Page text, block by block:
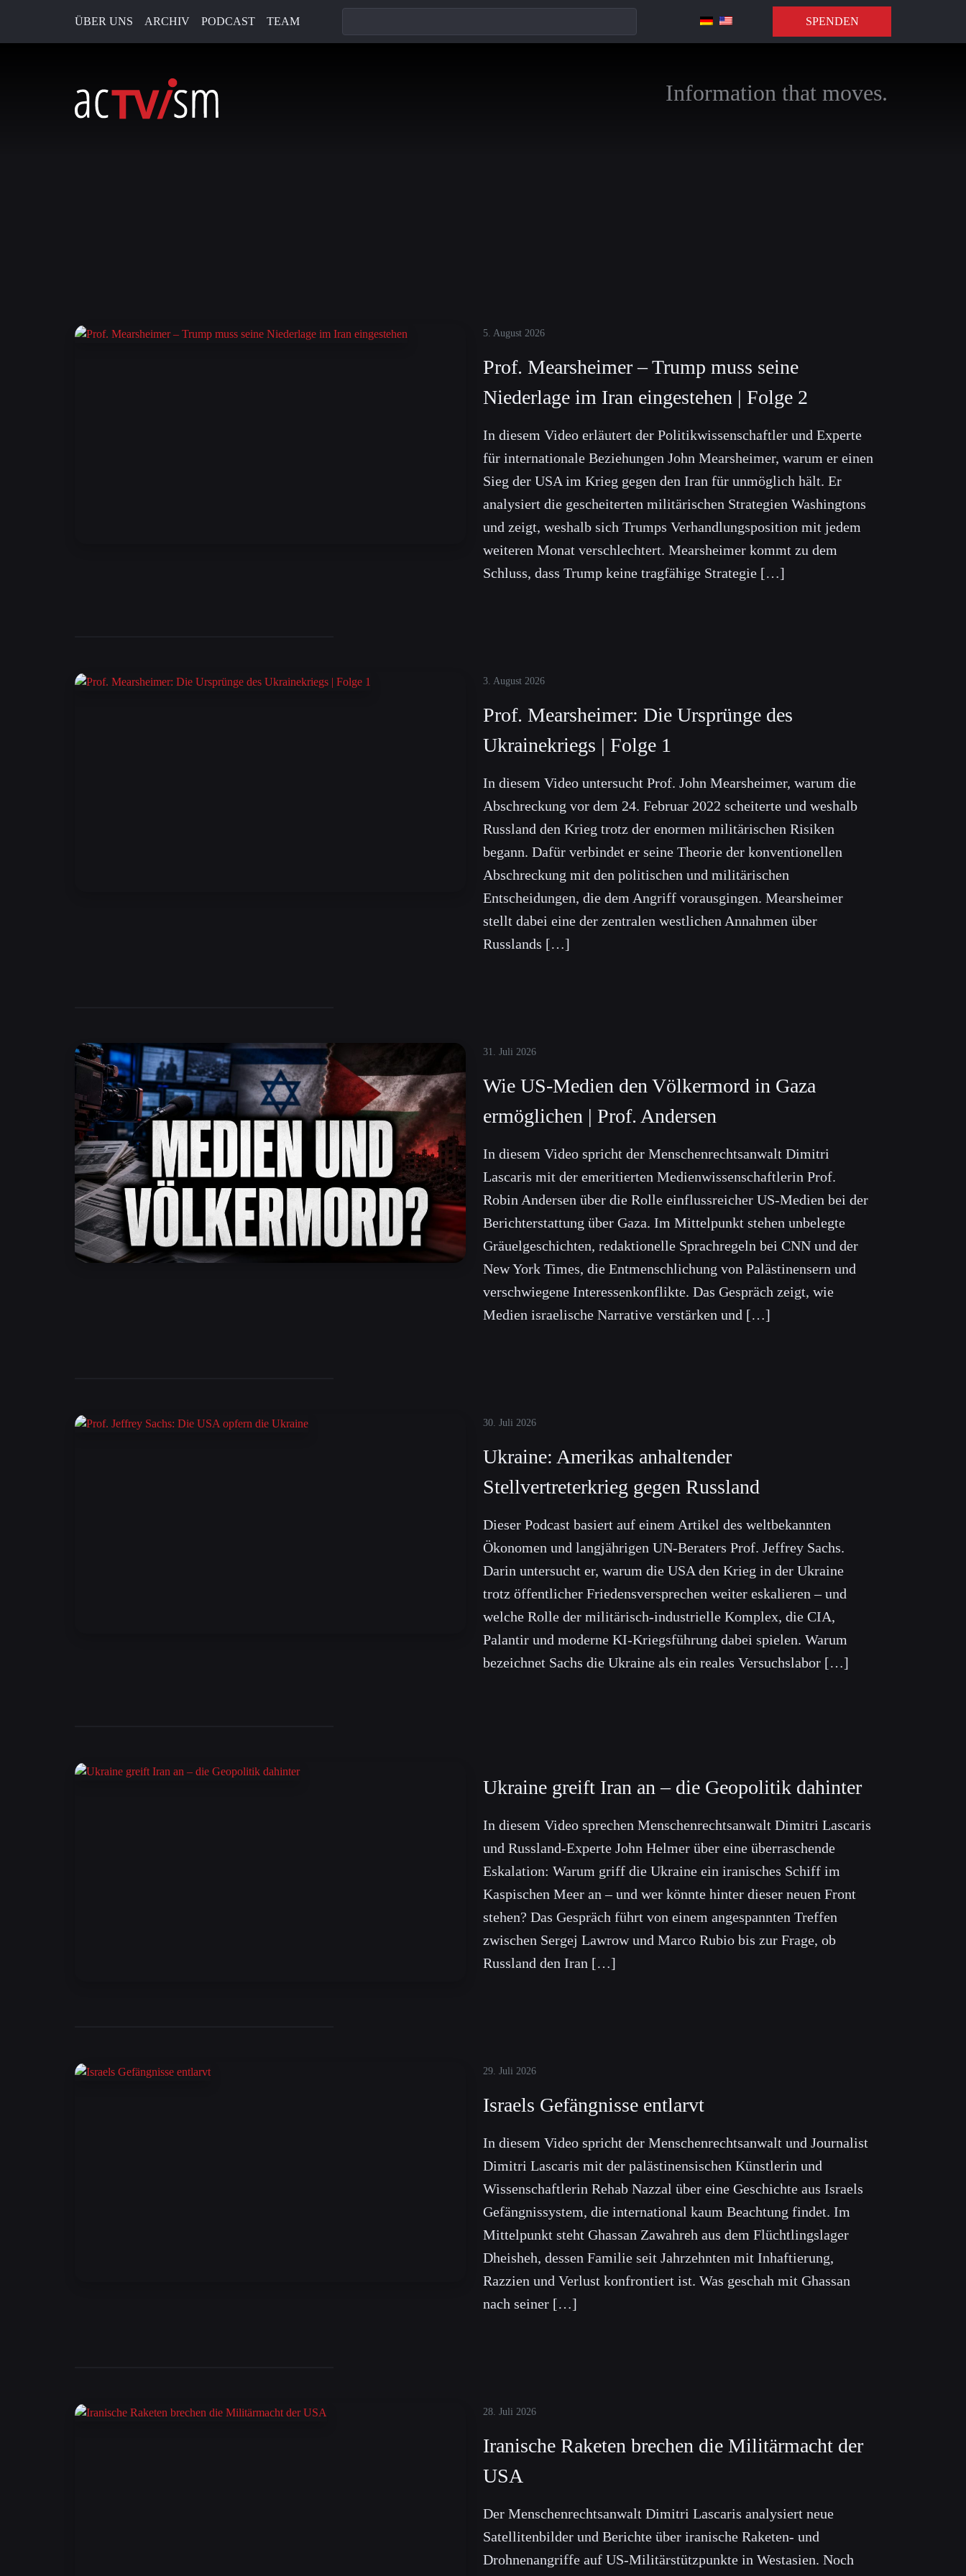
ÜBER UNS ARCHIV PODCAST TEAM SPENDEN
Information that moves.
5. August 2026
Prof. Mearsheimer – Trump muss seine
Niederlage im Iran eingestehen | Folge 2
In diesem Video erläutert der Politikwissenschaftler und Experte
für internationale Beziehungen John Mearsheimer, warum er einen
Sieg der USA im Krieg gegen den Iran für unmöglich hält. Er
analysiert die gescheiterten militärischen Strategien Washingtons
und zeigt, weshalb sich Trumps Verhandlungsposition mit jedem
weiteren Monat verschlechtert. Mearsheimer kommt zu dem
Schluss, dass Trump keine tragfähige Strategie […]
3. August 2026
Prof. Mearsheimer: Die Ursprünge des
Ukrainekriegs | Folge 1
In diesem Video untersucht Prof. John Mearsheimer, warum die
Abschreckung vor dem 24. Februar 2022 scheiterte und weshalb
Russland den Krieg trotz der enormen militärischen Risiken
begann. Dafür verbindet er seine Theorie der konventionellen
Abschreckung mit den politischen und militärischen
Entscheidungen, die dem Angriff vorausgingen. Mearsheimer
stellt dabei eine der zentralen westlichen Annahmen über
Russlands […]
31. Juli 2026
Wie US-Medien den Völkermord in Gaza
ermöglichen | Prof. Andersen
In diesem Video spricht der Menschenrechtsanwalt Dimitri
Lascaris mit der emeritierten Medienwissenschaftlerin Prof.
Robin Andersen über die Rolle einflussreicher US-Medien bei der
Berichterstattung über Gaza. Im Mittelpunkt stehen unbelegte
Gräuelgeschichten, redaktionelle Sprachregeln bei CNN und der
New York Times, die Entmenschlichung von Palästinensern und
verschwiegene Interessenkonflikte. Das Gespräch zeigt, wie
Medien israelische Narrative verstärken und […]
30. Juli 2026
Ukraine: Amerikas anhaltender
Stellvertreterkrieg gegen Russland
Dieser Podcast basiert auf einem Artikel des weltbekannten
Ökonomen und langjährigen UN-Beraters Prof. Jeffrey Sachs.
Darin untersucht er, warum die USA den Krieg in der Ukraine
trotz öffentlicher Friedensversprechen weiter eskalieren – und
welche Rolle der militärisch-industrielle Komplex, die CIA,
Palantir und moderne KI-Kriegsführung dabei spielen. Warum
bezeichnet Sachs die Ukraine als ein reales Versuchslabor […]
Ukraine greift Iran an – die Geopolitik dahinter
In diesem Video sprechen Menschenrechtsanwalt Dimitri Lascaris
und Russland-Experte John Helmer über eine überraschende
Eskalation: Warum griff die Ukraine ein iranisches Schiff im
Kaspischen Meer an – und wer könnte hinter dieser neuen Front
stehen? Das Gespräch führt von einem angespannten Treffen
zwischen Sergej Lawrow und Marco Rubio bis zur Frage, ob
Russland den Iran […]
29. Juli 2026
Israels Gefängnisse entlarvt
In diesem Video spricht der Menschenrechtsanwalt und Journalist
Dimitri Lascaris mit der palästinensischen Künstlerin und
Wissenschaftlerin Rehab Nazzal über eine Geschichte aus Israels
Gefängnissystem, die international kaum Beachtung findet. Im
Mittelpunkt steht Ghassan Zawahreh aus dem Flüchtlingslager
Dheisheh, dessen Familie seit Jahrzehnten mit Inhaftierung,
Razzien und Verlust konfrontiert ist. Was geschah mit Ghassan
nach seiner […]
28. Juli 2026
Iranische Raketen brechen die Militärmacht der
USA
Der Menschenrechtsanwalt Dimitri Lascaris analysiert neue
Satellitenbilder und Berichte über iranische Raketen- und
Drohnenangriffe auf US-Militärstützpunkte in Westasien. Noch